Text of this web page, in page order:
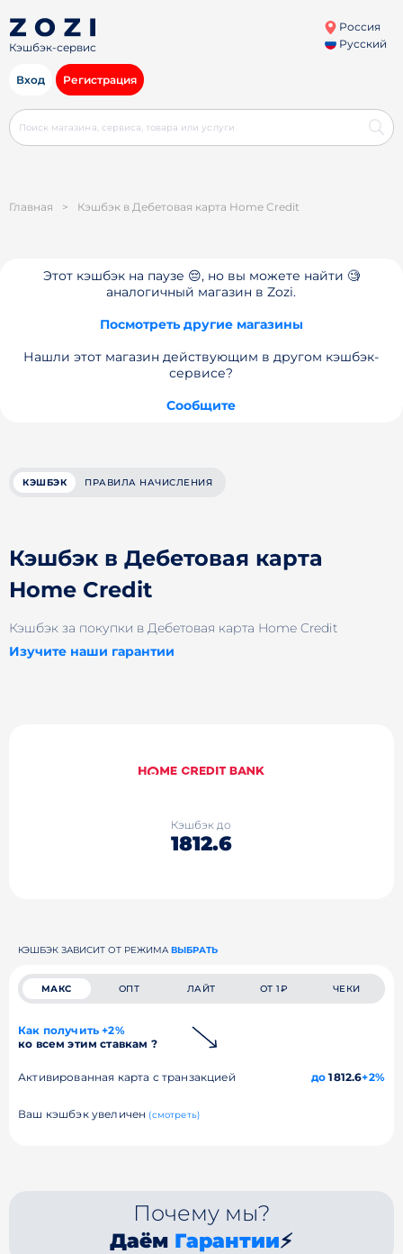
Кэшбэк-сервис
Россия
Русский
Вход Регистрация
Главная > Кэшбэк в Дебетовая карта Home Credit
Этот кэшбэк на паузе 😔, но вы можете найти 🧐
аналогичный магазин в Zozi.
Посмотреть другие магазины
Нашли этот магазин действующим в другом кэшбэк-
сервисе?
Сообщите
КЭШБЭК ПРАВИЛА НАЧИСЛЕНИЯ
Кэшбэк в Дебетовая карта
Home Credit
Кэшбэк за покупки в Дебетовая карта Home Credit
Изучите наши гарантии
Кэшбэк до
1812.6
КЭШБЭК ЗАВИСИТ ОТ РЕЖИМА ВЫБРАТЬ
МАКС ОПТ ЛАЙТ ОТ 1₽ ЧЕКИ
Как получить +2%
ко всем этим ставкам ?
Активированная карта с транзакцией до 1812.6+2%
Ваш кэшбэк увеличен (смотреть)
Почему мы?
Даём Гарантии⚡